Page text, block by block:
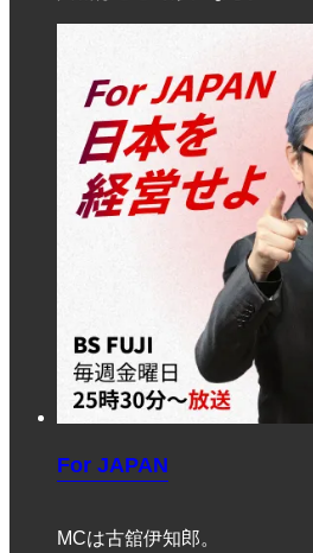
For JAPAN
MCは古舘伊知郎。